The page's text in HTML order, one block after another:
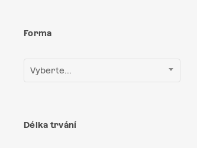
Forma
Vyberte...
Délka trvání